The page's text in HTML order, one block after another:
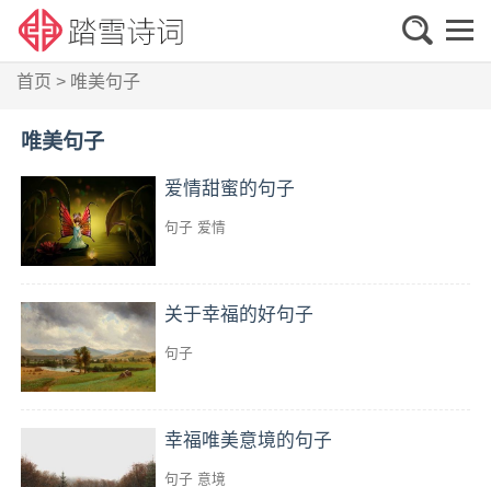
首页 > 唯美句子
唯美句子
爱情甜蜜的句子
句子 爱情
关于幸福的好句子
句子
幸福唯美意境的句子
句子 意境